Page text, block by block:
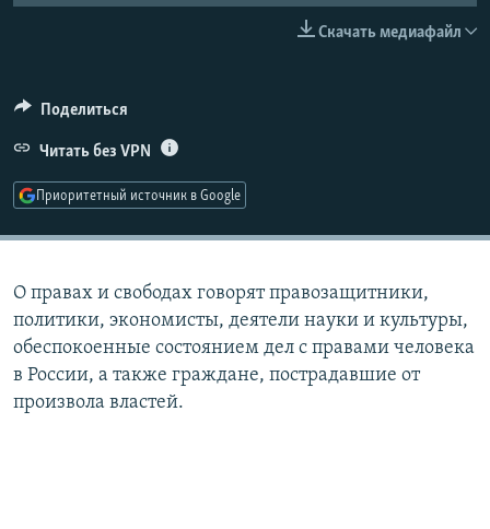
СОЦИАЛЬНЫЕ СЕТИ
Скачать медиафайл
Поделиться
Читать без VPN
Приоритетный источник в Google
О правах и свободах говорят правозащитники,
политики, экономисты, деятели науки и культуры,
обеспокоенные состоянием дел с правами человека
в России, а также граждане, пострадавшие от
произвола властей.